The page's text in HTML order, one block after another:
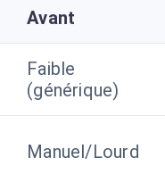
Avant
Faible
(générique)
Manuel/Lourd